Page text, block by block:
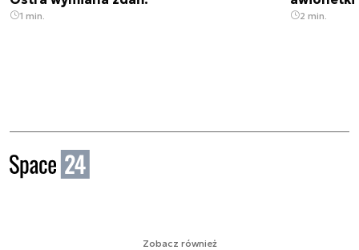
1 min. 2 min.
Zobacz również